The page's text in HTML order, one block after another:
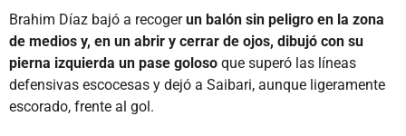
Brahim Díaz bajó a recogerun balón sin peligro en la zona
de medios y, en un abrir y cerrar de ojos, dibujó con su
pierna izquierda un pase goloso que superó las líneas
defensivas escocesas y dejó a Saibari, aunque ligeramente
escorado, frente al gol.